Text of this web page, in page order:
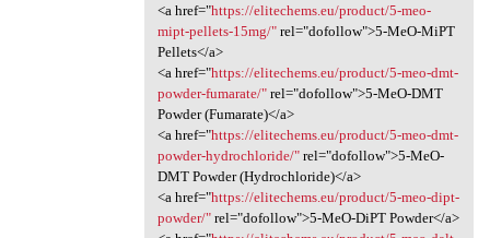
<a href="https://elitechems.eu/product/5-meo-
mipt-pellets-15mg/"rel="dofollow">5-MeO-MiPT
Pellets</a>
<a href="https://elitechems.eu/product/5-meo-dmt-
powder-fumarate/"rel="dofollow">5-MeO-DMT
Powder (Fumarate)</a>
<a href="https://elitechems.eu/product/5-meo-dmt-
powder-hydrochloride/"rel="dofollow">5-MeO-
DMT Powder (Hydrochloride)</a>
<a href="https://elitechems.eu/product/5-meo-dipt-
powder/"rel="dofollow">5-MeO-DiPT Powder</a>